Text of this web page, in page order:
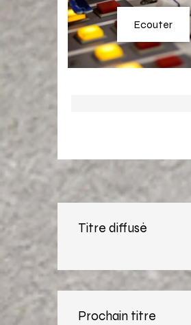
Ecouter
Titre diffusé
Prochain titre